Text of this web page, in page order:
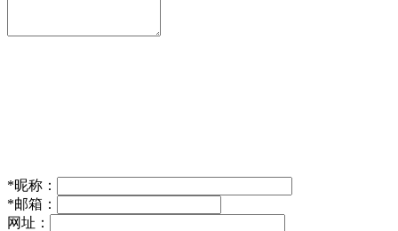
*昵称：
*邮箱：
网址：